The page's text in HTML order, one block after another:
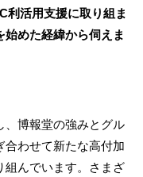
利活用支援に取り組ま
めた経緯から伺えま
、博報堂の強みとグル
合わせて新たな高付加
組んでいます。さまざ